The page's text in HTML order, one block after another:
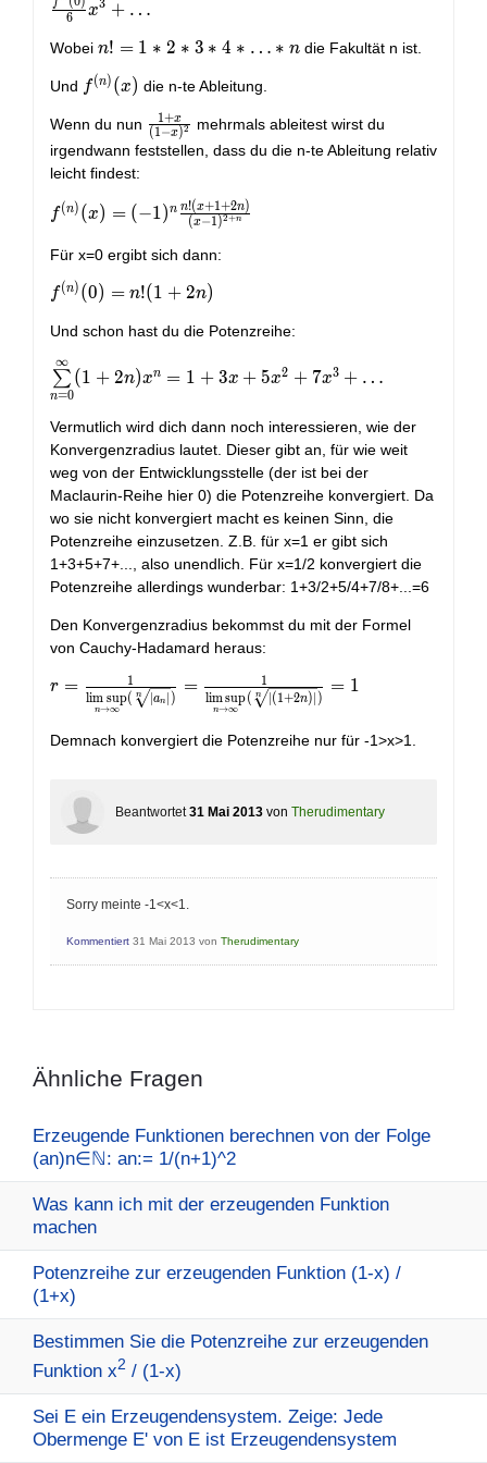
\frac{f^{(n)}(0)}{n !}
x^{n}=f(0)+f^{\prime}
(0) x+\frac{f^{\prime
\prime}(0)}{2}
x^{2}+\frac{f^{\prime
\prime \prime}(0)}{6}
x^{3}+\ldots
6
f x3 + …
Wobei n !=1
* 2 *
3 * 4
\ldots
* n
n! = 1 ∗ 2 ∗ 3 ∗ 4 ∗ … ∗ n die Fakultät n ist.
Und f^{(n)}
f(n) (x) die n-te Ableitung.
Wenn du nun \frac{1+x}
{(1-
(1 −x)2
1+x
mehrmals ableitest wirst du
irgendwann feststellen, dass du die n-te Ableitung relativ
leicht findest:
f^{(n)}
(-1)^{n}
\frac{n !
(x+1+2
1)^{2+n}}
f(n) (x) = (−1)n
(x−1 )2+n
n!(x+1+2n)
Für x=0 ergibt sich dann:
f^{(n)}
(1+2
n)
f(n) (0) = n!(1 + 2n)
Und schon hast du die Potenzreihe:
\sum
\limits_{n=0}^{\infty}
x+5 x^{2}+7
x^{3}+\ldots
n=0
∑
∞
(1 + 2n)xn = 1 + 3x + 5x2 + 7x3 + …
Vermutlich wird dich dann noch interessieren, wie der
Konvergenzradius lautet. Dieser gibt an, für wie weit
weg von der Entwicklungsstelle (der ist bei der
Maclaurin-Reihe hier 0) die Potenzreihe konvergiert. Da
wo sie nicht konvergiert macht es keinen Sinn, die
Potenzreihe einzusetzen. Z.B. für x=1 er gibt sich
1+3+5+7+..., also unendlich. Für x=1/2 konvergiert die
Potenzreihe allerdings wunderbar: 1+3/2+5/4+7/8+...=6
Den Konvergenzradius bekommst du mit der Formel
von Cauchy-Hadamard heraus:
r=\frac{1}{\limsup \limits _ {n
\rightarrow \infty}(\sqrt[n]
{\left|a_{n}\right|})}=\frac{1}
{\limsup \limits _ {n
(1+2 n)|})}=1
r =
n→∞
lim sup( n ∣an ∣ )
1 =
n→∞
lim sup( n ∣(1+2n)∣ )
1 = 1
Demnach konvergiert die Potenzreihe nur für -1>x>1.
Beantwortet 31 Mai 2013 von Therudimentary
Sorry meinte -1<x<1.
Kommentiert 31 Mai 2013 von Therudimentary
Ähnliche Fragen
Erzeugende Funktionen berechnen von der Folge
(an)n∈ℕ: an:= 1/(n+1)^2
Was kann ich mit der erzeugenden Funktion
machen
Potenzreihe zur erzeugenden Funktion (1-x) /
(1+x)
Bestimmen Sie die Potenzreihe zur erzeugenden
Funktion x2 / (1-x)
Sei E ein Erzeugendensystem. Zeige: Jede
Obermenge E' von E ist Erzeugendensystem